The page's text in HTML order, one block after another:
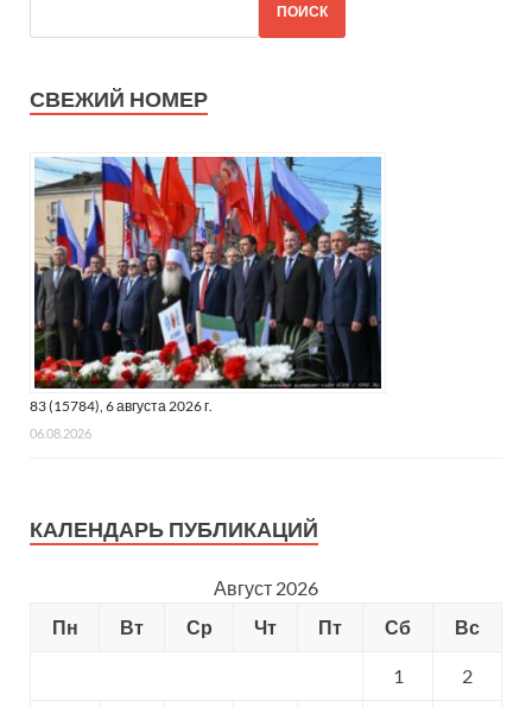
ПОИСК
СВЕЖИЙ НОМЕР
83 (15784), 6 августа 2026 г.
06.08.2026
КАЛЕНДАРЬ ПУБЛИКАЦИЙ
Август 2026
Пн
Вт Ср Чт Пт Сб Вс
1 2